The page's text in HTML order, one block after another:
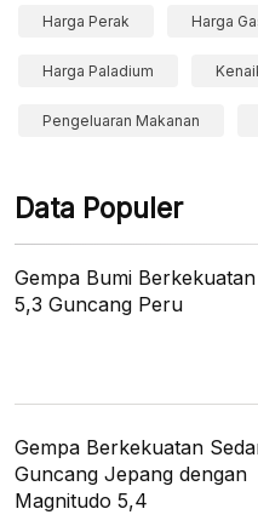
Harga Perak Harga
Harga Paladium
Pengeluaran Makanan
Data Populer
Gempa Bumi
5,3 Guncang Peru
Gempa Berkekuatan
Guncang Jepang dengan
Magnitudo 5,4